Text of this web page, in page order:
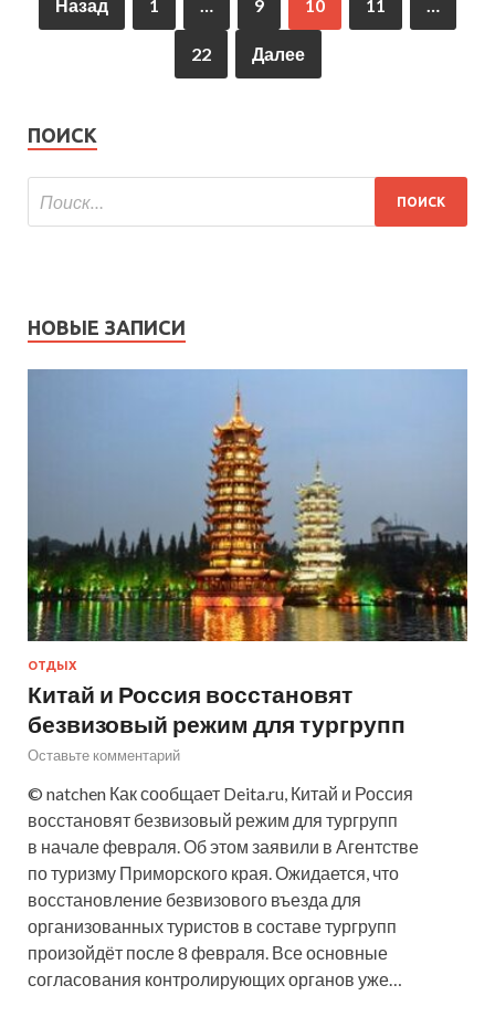
Назад 1 … 9 10 11 …
22 Далее
ПОИСК
НОВЫЕ ЗАПИСИ
ОТДЫХ
Китай и Россия восстановят
безвизовый режим для тургрупп
Оставьте комментарий
© natchen Как сообщает Deita.ru, Китай и Россия
восстановят безвизовый режим для тургрупп
в начале февраля. Об этом заявили в Агентстве
по туризму Приморского края. Ожидается, что
восстановление безвизового въезда для
организованных туристов в составе тургрупп
произойдёт после 8 февраля. Все основные
согласования контролирующих органов уже…